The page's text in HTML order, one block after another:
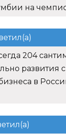
на
204
развития
в